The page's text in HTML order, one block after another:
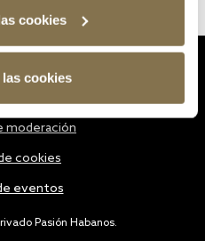
cookies
las cookies
Pasión Habanos.
moderación
cookies
eventos